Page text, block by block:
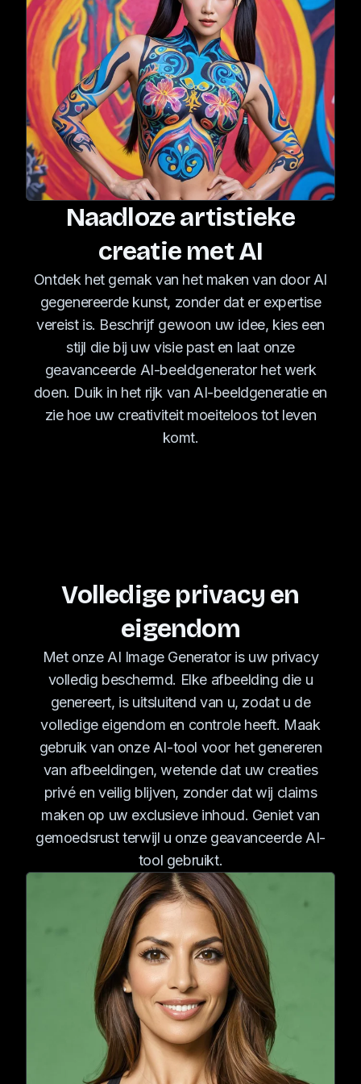
Naadloze artistieke
creatie met AI
Ontdek het gemak van het maken van door AI
gegenereerde kunst, zonder dat er expertise
vereist is. Beschrijf gewoon uw idee, kies een
stijl die bij uw visie past en laat onze
geavanceerde AI-beeldgenerator het werk
doen. Duik in het rijk van AI-beeldgeneratie en
zie hoe uw creativiteit moeiteloos tot leven
komt.
Volledige privacy en
eigendom
Met onze AI Image Generator is uw privacy
volledig beschermd. Elke afbeelding die u
genereert, is uitsluitend van u, zodat u de
volledige eigendom en controle heeft. Maak
gebruik van onze AI-tool voor het genereren
van afbeeldingen, wetende dat uw creaties
privé en veilig blijven, zonder dat wij claims
maken op uw exclusieve inhoud. Geniet van
gemoedsrust terwijl u onze geavanceerde AI-
tool gebruikt.